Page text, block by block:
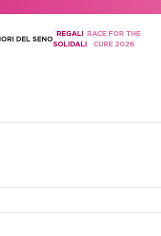
DEL SENO
REGALI
SOLIDALI
RACE FOR THE
CURE 2026